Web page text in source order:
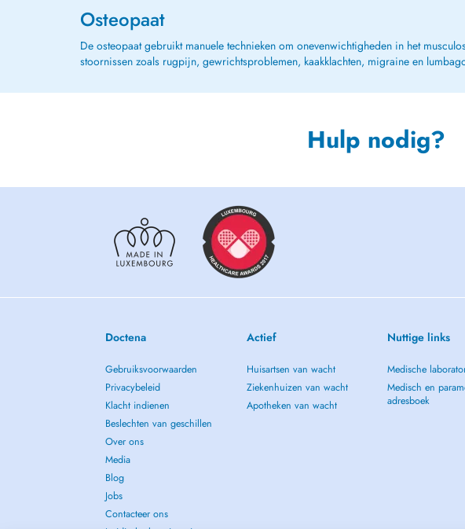
Osteopaat
De osteopaat gebruikt manuele technieken om onevenwichtigheden in het
stoornissen zoals rugpijn, gewrichtsproblemen, kaakklachten, migraine en
Hulp nodig?
Doctena
Gebruiksvoorwaarden
Privacybeleid
Klacht indienen
Beslechten van geschillen
Over ons
Media
Blog
Jobs
Contacteer ons
Actief
Huisartsen van wacht
Ziekenhuizen van wacht
Apotheken van wacht
Nuttige links
Medische
Medisch en
adresboek